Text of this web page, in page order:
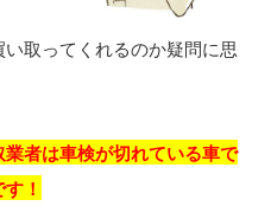
取ってくれるのか疑問に思
者は車検が切れている車で
！